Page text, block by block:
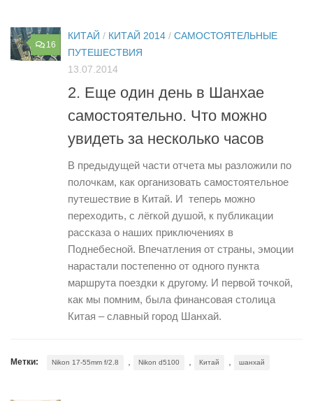
16
КИТАЙ / КИТАЙ 2014 / САМОСТОЯТЕЛЬНЫЕ
ПУТЕШЕСТВИЯ
13.07.2014
2. Еще один день в Шанхае
самостоятельно. Что можно
увидеть за несколько часов
В предыдущей части отчета мы разложили по
полочкам, как организовать самостоятельное
путешествие в Китай. И теперь можно
переходить, с лёгкой душой, к публикации
рассказа о наших приключениях в
Поднебесной. Впечатления от страны, эмоции
нарастали постепенно от одного пункта
маршрута поездки к другому. И первой точкой,
как мы помним, была финансовая столица
Китая – славный город Шанхай.
Метки: Nikon 17-55mm f/2.8 Nikon d5100 Китай шанхай